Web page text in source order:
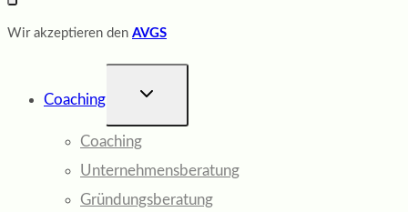
Wir akzeptieren den AVGS
Coaching
UNTERMENÜ
Coaching
Unternehmensberatung
Gründungsberatung